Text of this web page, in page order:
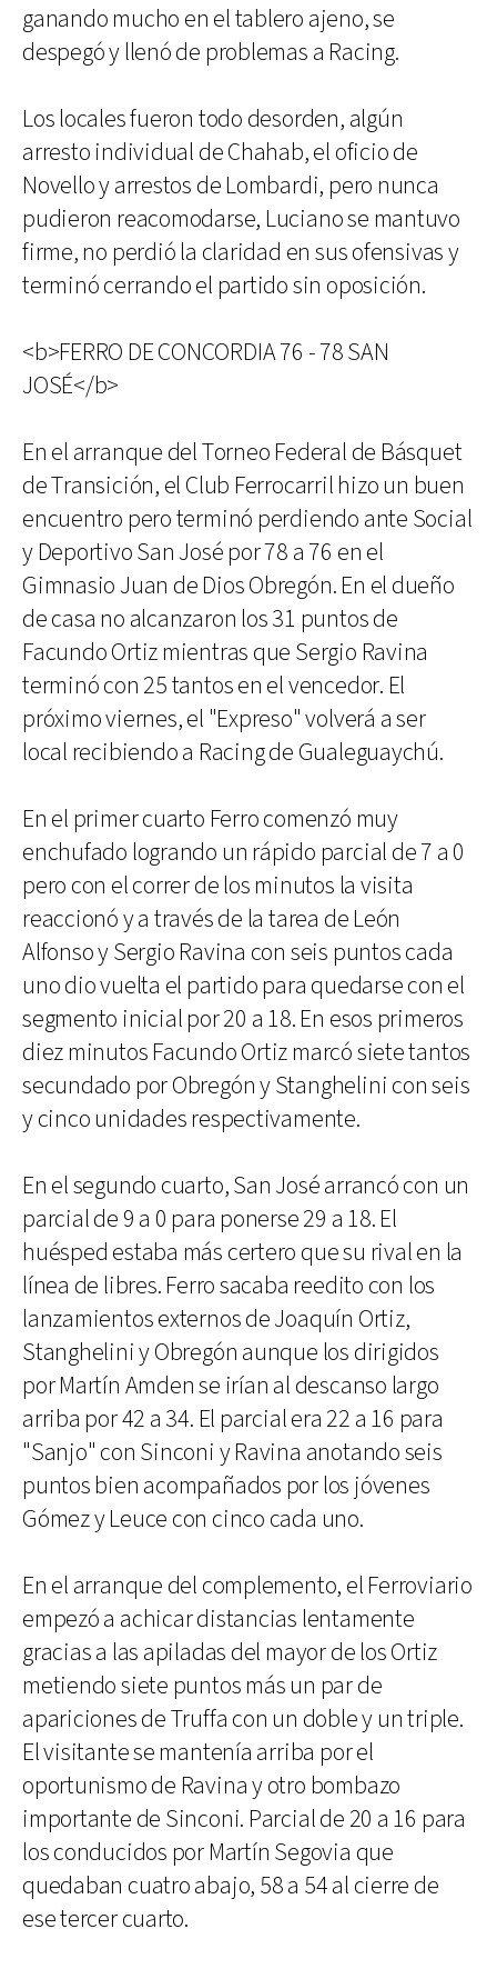
ganando mucho en el tablero ajeno, se
despegó y llenó de problemas a Racing.
Los locales fueron todo desorden, algún
arresto individual de Chahab, el oficio de
Novello y arrestos de Lombardi, pero nunca
pudieron reacomodarse, Luciano se mantuvo
firme, no perdió la claridad en sus ofensivas y
terminó cerrando el partido sin oposición.
<b>FERRO DE CONCORDIA 76 - 78 SAN
JOSÉ</b>
En el arranque del Torneo Federal de Básquet
de Transición, el Club Ferrocarril hizo un buen
encuentro pero terminó perdiendo ante Social
y Deportivo San José por 78 a 76 en el
Gimnasio Juan de Dios Obregón. En el dueño
de casa no alcanzaron los 31 puntos de
Facundo Ortiz mientras que Sergio Ravina
terminó con 25 tantos en el vencedor. El
próximo viernes, el "Expreso" volverá a ser
local recibiendo a Racing de Gualeguaychú.
En el primer cuarto Ferro comenzó muy
enchufado logrando un rápido parcial de 7 a 0
pero con el correr de los minutos la visita
reaccionó y a través de la tarea de León
Alfonso y Sergio Ravina con seis puntos cada
uno dio vuelta el partido para quedarse con el
segmento inicial por 20 a 18. En esos primeros
diez minutos Facundo Ortiz marcó siete tantos
secundado por Obregón y Stanghelini con seis
y cinco unidades respectivamente.
En el segundo cuarto, San José arrancó con un
parcial de 9 a 0 para ponerse 29 a 18. El
huésped estaba más certero que su rival en la
línea de libres. Ferro sacaba reedito con los
lanzamientos externos de Joaquín Ortiz,
Stanghelini y Obregón aunque los dirigidos
por Martín Amden se irían al descanso largo
arriba por 42 a 34. El parcial era 22 a 16 para
"Sanjo" con Sinconi y Ravina anotando seis
puntos bien acompañados por los jóvenes
Gómez y Leuce con cinco cada uno.
En el arranque del complemento, el Ferroviario
empezó a achicar distancias lentamente
gracias a las apiladas del mayor de los Ortiz
metiendo siete puntos más un par de
apariciones de Truffa con un doble y un triple.
El visitante se mantenía arriba por el
oportunismo de Ravina y otro bombazo
importante de Sinconi. Parcial de 20 a 16 para
los conducidos por Martín Segovia que
quedaban cuatro abajo, 58 a 54 al cierre de
ese tercer cuarto.